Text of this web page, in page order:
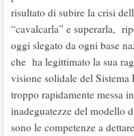
risultato di subire la crisi
“cavalcarla” e superarla,
oggi slegato da ogni base
che ha legittimato la sua
visione solidale del
troppo rapidamente messa
inadeguatezze del modello
sono le competenze a